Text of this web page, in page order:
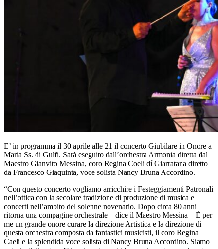
E’ in programma il 30 aprile alle 21 il concerto Giubilare in Onore a
Maria Ss. di Gulfi. Sarà eseguito dall’orchestra Armonia diretta dal
Maestro Gianvito Messina, coro Regina Coeli dí Giarratana diretto
da Francesco Giaquinta, voce solista Nancy Bruna Accordino.
“Con questo concerto vogliamo arricchire i Festeggiamenti Patronali
nell’ottica con la secolare tradizione di produzione di musica e
concerti nell’ambito del solenne novenario. Dopo circa 80 anni
ritorna una compagine orchestrale – dice il Maestro Messina – È per
me un grande onore curare la direzione Artistica e la direzione di
questa orchestra composta da fantastici musicisti, il coro Regina
Caeli e la splendida voce solista di Nancy Bruna Accordino. Siamo